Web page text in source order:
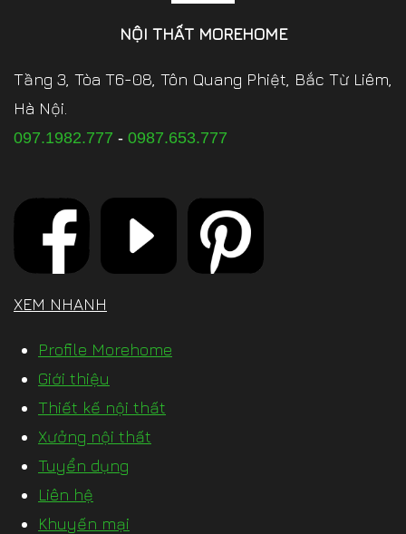
NỘI THẤT MOREHOME
Tầng 3, Tòa T6-08, Tôn Quang Phiệt, Bắc Từ Liêm,
Hà Nội.
097.1982.777 - 0987.653.777
XEM NHANH
Profile Morehome
Giới thiệu
Thiết kế nội thất
Xưởng nội thất
Tuyển dụng
Liên hệ
Khuyến mại